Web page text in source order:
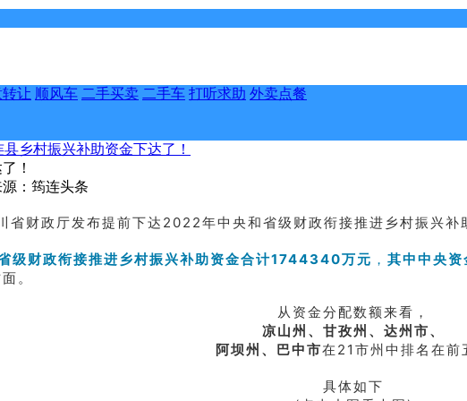
让 顺风车 二手买卖 二手车 打听求助 外卖点餐
县乡村振兴补助资金下达了！
！
：筠连头条
财政厅发布提前下达2022年中央和省级财政衔接推进乡村振兴补
级财政衔接推进乡村振兴补助资金合计1744340万元 ， 其中中央
。
从资金分配数额来看，
凉山州、甘孜州、达州市、
阿坝州、巴中市在21市州中排名在前
具体如下